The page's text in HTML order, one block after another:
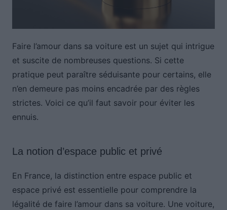
Faire l’amour dans sa voiture est un sujet qui intrigue
et suscite de nombreuses questions. Si cette
pratique peut paraître séduisante pour certains, elle
n’en demeure pas moins encadrée par des règles
strictes. Voici ce qu’il faut savoir pour éviter les
ennuis.
La notion d’espace public et privé
En France, la distinction entre espace public et
espace privé est essentielle pour comprendre la
légalité de faire l’amour dans sa voiture. Une voiture,